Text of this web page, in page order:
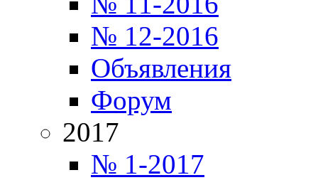
№ 12-2016
Объявления
Форум
2017
№ 1-2017